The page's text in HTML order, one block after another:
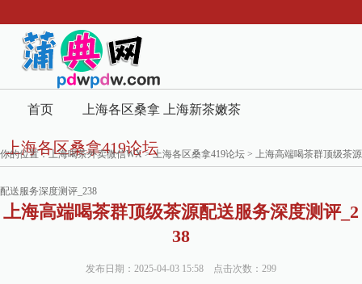
首页 上海各区桑拿
419论坛
上海新茶嫩茶
海选
上海各区桑拿419论坛
你的位置：上海喝茶外卖微信WX>上海各区桑拿419论坛 > 上海高端喝茶群顶级茶源
配送服务深度测评_238
上海高端喝茶群顶级茶源配送服务深度测评_2
38
发布日期：2025-04-03 15:58 点击次数：299